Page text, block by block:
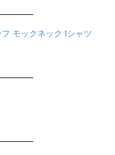
モックネック tシャツ